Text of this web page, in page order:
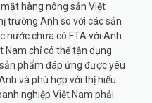
mặt hàng nông sản Việt
trường Anh so với các sản
nước chưa có FTA với Anh.
Nam chỉ có thể tận dụng
phẩm đáp ứng được yêu
và phù hợp với thị hiếu
nghiệp Việt Nam phải